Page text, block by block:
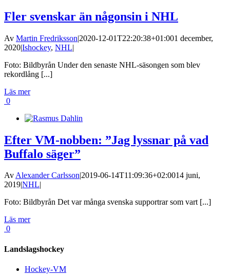
Fler svenskar än någonsin i NHL
Av Martin Fredriksson|2020-12-01T22:20:38+01:001 december,
2020|Ishockey, NHL|
Foto: Bildbyrån Under den senaste NHL-säsongen som blev
rekordlång [...]
Läs mer
0
Efter VM-nobben: ”Jag lyssnar på vad
Buffalo säger”
AvAlexander Carlsson|2019-06-14T11:09:36+02:0014 juni,
2019|NHL|
Foto: Bildbyrån Det var många svenska supportrar som vart [...]
Läs mer
0
Landslagshockey
Hockey-VM